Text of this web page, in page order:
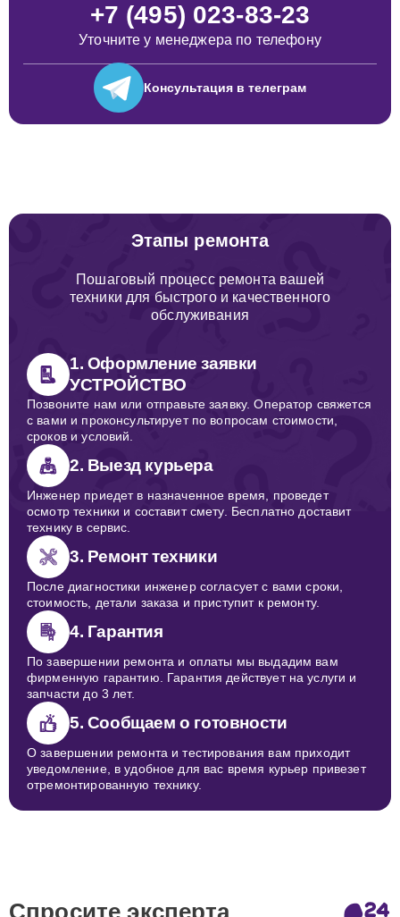
+7 (495) 023-83-23
Уточните у менеджера по телефону
Консультация в телеграм
Этапы ремонта
Пошаговый процесс ремонта вашей
техники для быстрого и качественного
обслуживания
1. Оформление заявки
УСТРОЙСТВО
Позвоните нам или отправьте заявку. Оператор свяжется
с вами и проконсультирует по вопросам стоимости,
сроков и условий.
2. Выезд курьера
Инженер приедет в назначенное время, проведет
осмотр техники и составит смету. Бесплатно доставит
технику в сервис.
3. Ремонт техники
После диагностики инженер согласует с вами сроки,
стоимость, детали заказа и приступит к ремонту.
4. Гарантия
По завершении ремонта и оплаты мы выдадим вам
фирменную гарантию. Гарантия действует на услуги и
запчасти до 3 лет.
5. Сообщаем о готовности
О завершении ремонта и тестирования вам приходит
уведомление, в удобное для вас время курьер привезет
отремонтированную технику.
Спросите эксперта